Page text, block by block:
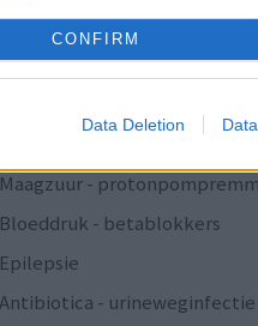
CONFIRM
Data Deletion
Verslavingsziekten
Depressie - antidepressiva
Maagzuur -
Bloeddruk - betablokkers
Epilepsie
Antibiotica - urineweginfectie